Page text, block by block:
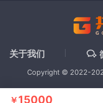
￥15000
关于我们
Copyright © 2022-